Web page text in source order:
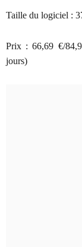
Taille du logiciel :
Prix : 66,69 €/
jours)